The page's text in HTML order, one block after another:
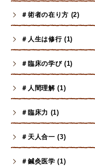
＃術者の在り方 (2)
＃人生は修行 (1)
＃臨床の学び (1)
＃人間理解 (1)
＃臨床力 (1)
＃天人合一 (3)
＃鍼灸医学 (1)